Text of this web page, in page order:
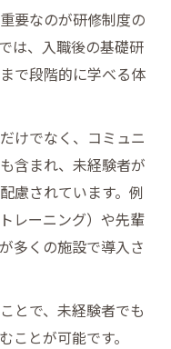
ャリアを築く方
長続きポイント
けやすい介護求
介護求人の条件
の介護求人を紹
で長く働く秘訣
要なのが研修制度の
は、入職後の基礎研
で段階的に学べる体
けでなく、コミュニ
含まれ、未経験者が
慮されています。例
レーニング）や先輩
多くの施設で導入さ
とで、未経験者でも
ことが可能です。